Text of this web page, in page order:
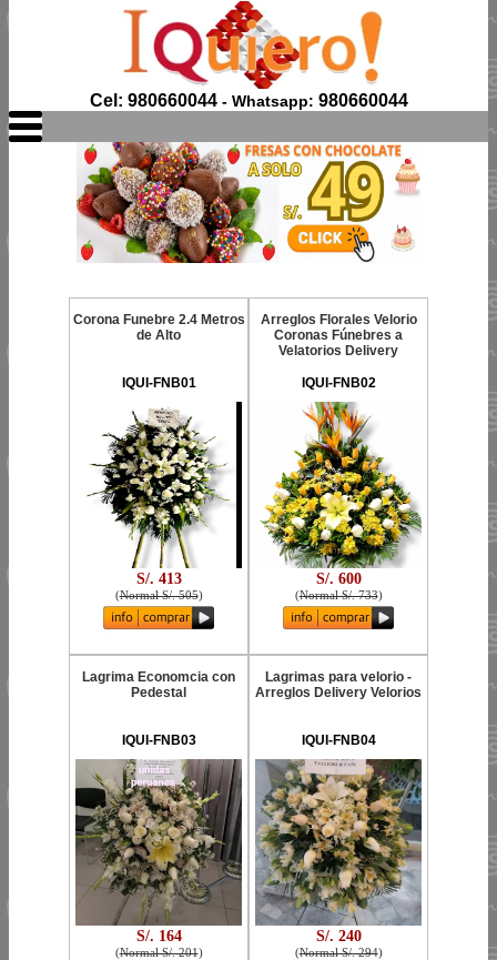
Cel: 980660044- Whatsapp: 980660044
Corona Funebre 2.4 Metros
de Alto
IQUI-FNB01
S/. 413
(Normal S/. 505)
Arreglos Florales Velorio
Coronas Fúnebres a
Velatorios Delivery
IQUI-FNB02
S/. 600
(Normal S/. 733)
Lagrima Economcia con
Pedestal
IQUI-FNB03
S/. 164
(Normal S/. 201)
Lagrimas para velorio -
Arreglos Delivery Velorios
IQUI-FNB04
S/. 240
(Normal S/. 294)